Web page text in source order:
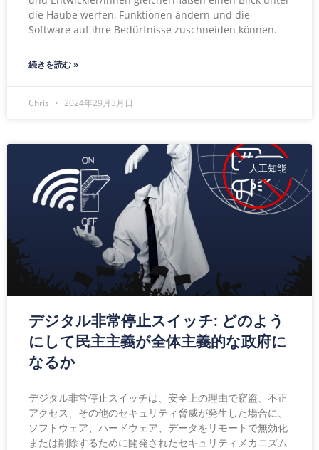
die Haube werfen, Funktionen ändern und die
Software auf ihre Bedürfnisse zuschneiden können.
続きを読む »
Chris 2024年29月3月日
人工知能
デジタル非常停止スイッチ: どのよう
にして民主主義が全体主義的な政府に
なるか
デジタル非常停止スイッチは、安全上の理由で窃盗、不正
アクセス、その他のセキュリティ脅威が発生した場合に、
ソフトウェア、ハードウェア、データをリモートで無効化
または削除するために開発されたセキュリティメカニズム